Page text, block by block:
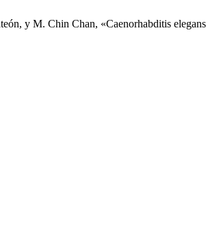
y M. Chin Chan, «Caenorhabditis